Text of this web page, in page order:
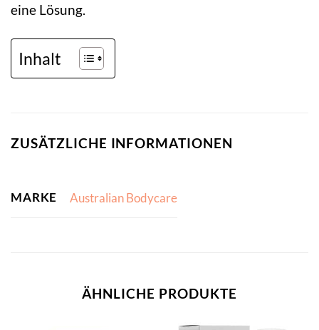
eine Lösung.
Inhalt
ZUSÄTZLICHE INFORMATIONEN
MARKE Australian Bodycare
ÄHNLICHE PRODUKTE